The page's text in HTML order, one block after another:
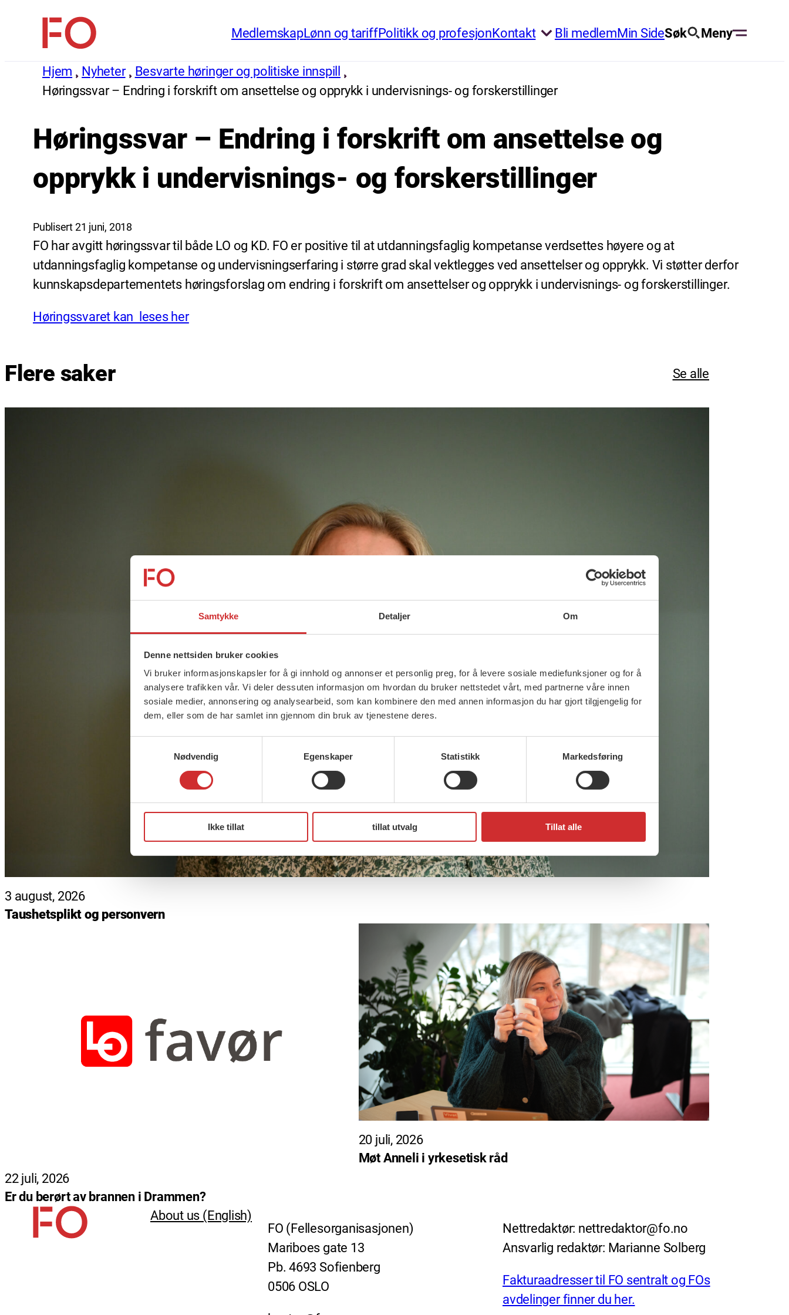
Samtykke Detaljer Om
Denne nettsiden bruker cookies
Vi bruker informasjonskapsler for å gi innhold og annonser et personlig preg, for å levere sosiale mediefunksjoner og for å
analysere trafikken vår. Vi deler dessuten informasjon om hvordan du bruker nettstedet vårt, med partnerne våre innen
sosiale medier, annonsering og analysearbeid, som kan kombinere den med annen informasjon du har gjort tilgjengelig for
dem, eller som de har samlet inn gjennom din bruk av tjenestene deres.
Nødvendig
Egenskaper Statistikk Markedsføring
Ikke tillat tillat utvalg Tillat alle
innholdFO
(Fellesorganisasjonen)
MedlemskapLønn og tariffPolitikk og profesjonKontakt Bli medlemMin SideSøk Meny
Hjem Nyheter
Besvarte høringer og politiske innspill
Høringssvar – Endring i forskrift om ansettelse og opprykk i undervisnings- og forskerstillinger
Høringssvar – Endring i forskrift om ansettelse og
opprykk i undervisnings- og forskerstillinger
Publisert 21 juni, 2018
FO har avgitt høringssvar til både LO og KD. FO er positive til at utdanningsfaglig kompetanse verdsettes høyere og at
utdanningsfaglig kompetanse og undervisningserfaring i større grad skal vektlegges ved ansettelser og opprykk. Vi støtter derfor
kunnskapsdepartementets høringsforslag om endring i forskrift om ansettelser og opprykk i undervisnings- og forskerstillinger.
Høringssvaret kan leses her
Flere saker Se alle
3 august, 2026
Taushetsplikt og personvern
22 juli, 2026
Er du berørt av brannen i Drammen?
20 juli, 2026
Møt Anneli i yrkesetisk råd
About us (English)
FO (Fellesorganisasjonen)
Mariboes gate 13
Pb. 4693 Sofienberg
0506 OSLO
Nettredaktør: nettredaktor@fo.no
Ansvarlig redaktør: Marianne Solberg
Fakturaadresser til FO sentralt og FOs
avdelinger finner du her.